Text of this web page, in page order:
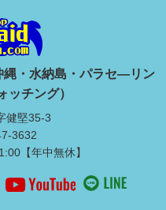
縄・水納島・パラセ―リン
ッチング）
健堅35-3
3632
【年中無休】